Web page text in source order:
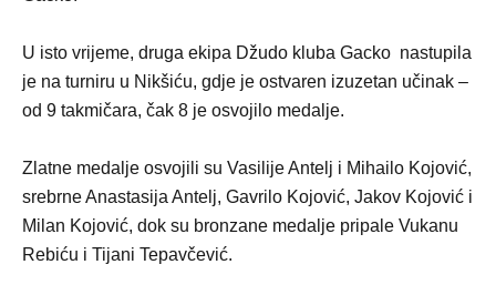
U isto vrijeme, druga ekipa Džudo kluba Gacko nastupila
je na turniru u Nikšiću, gdje je ostvaren izuzetan učinak –
od 9 takmičara, čak 8 je osvojilo medalje.
Zlatne medalje osvojili su Vasilije Antelj i Mihailo Kojović,
srebrne Anastasija Antelj, Gavrilo Kojović, Jakov Kojović i
Milan Kojović, dok su bronzane medalje pripale Vukanu
Rebiću i Tijani Tepavčević.